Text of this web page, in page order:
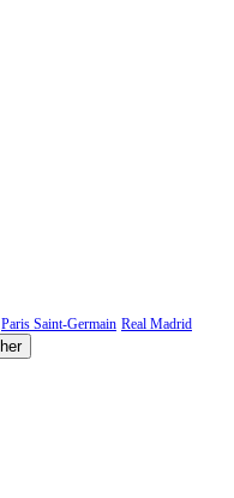
Paris Saint-Germain Real Madrid